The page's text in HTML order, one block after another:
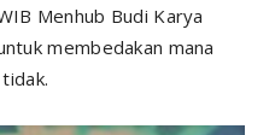
Menhub Budi Karya
membedakan mana